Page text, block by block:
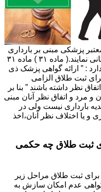
پزشکی مبنی بر بارداری
یا عدم بارداری زوجه را مطالبه و بایگانی نمایند.( ماده ۳۱ ) ماده ۳۱
: ” ارائه گواهی پزشک ذی
ثبت طلاق الزامی
نظر داشته باشند ” بنا بر
مرد و اتفاق نظر آنان مبنی
بارداری نیست ولی در
یا اختلاف نظر آنان،اخذ
ثبت طلاق چه حکمی
ثبت طلاق مراحل زیر
عدم امکان سازش به